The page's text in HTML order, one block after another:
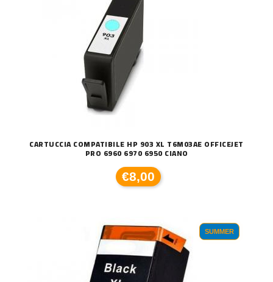
CARTUCCIA COMPATIBILE HP 903 XL T6M03AE OFFICEJET
PRO 6960 6970 6950 CIANO
€8,00
SUMMER